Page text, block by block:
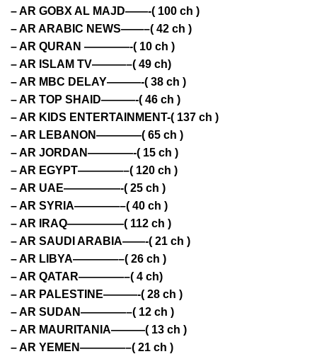
– AR GOBX AL MAJD——-( 100 ch )
– AR ARABIC NEWS——–( 42 ch )
– AR QURAN ————-( 10 ch )
– AR ISLAM TV———–( 49 ch)
– AR MBC DELAY———-( 38 ch )
– AR TOP SHAID———-( 46 ch )
– AR KIDS ENTERTAINMENT-( 137 ch )
– AR LEBANON————( 65 ch )
– AR JORDAN————-( 15 ch )
– AR EGYPT————–( 120 ch )
– AR UAE—————-( 25 ch )
– AR SYRIA————–( 40 ch )
– AR IRAQ—————( 112 ch )
– AR SAUDI ARABIA——-( 21 ch )
– AR LIBYA————–( 26 ch )
– AR QATAR————–( 4 ch)
– AR PALESTINE———-( 28 ch )
– AR SUDAN————–( 12 ch )
– AR MAURITANIA———( 13 ch )
– AR YEMEN————–( 21 ch )